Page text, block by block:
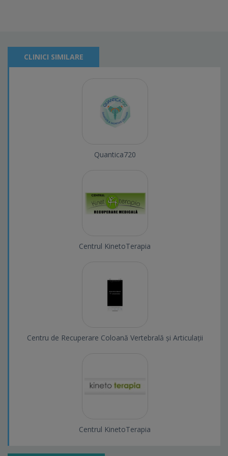
CLINICI SIMILARE
Quantica720
Centrul KinetoTerapia
Centru de Recuperare Coloană Vertebrală și Articulații
Centrul KinetoTerapia